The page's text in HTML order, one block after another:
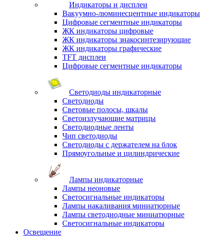
Индикаторы и дисплеи
Вакуумно-люминесцентные индикаторы
Цифровые сегментные индикаторы
ЖК индикаторы цифровые
ЖК индикаторы знакосинтезирующие
ЖК индикаторы графические
TFT дисплеи
Цифровые сегментные индикаторы
Светодиоды индикаторные
Светодиоды
Световые полосы, шкалы
Светоизлучающие матрицы
Светодиодные ленты
Чип светодиоды
Светодиоды с держателем на блок
Прямоугольные и цилиндрические
Лампы индикаторные
Лампы неоновые
Светосигнальные индикаторы
Лампы накаливания миниатюрные
Лампы светодиодные миниатюрные
Светосигнальные индикаторы
Освещение